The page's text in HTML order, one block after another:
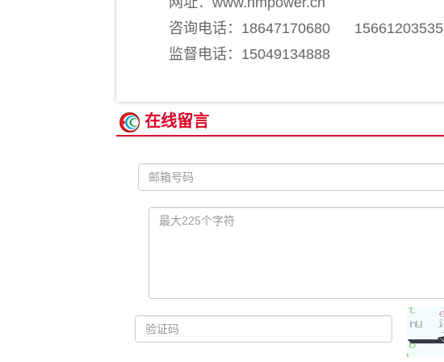
咨询电话：18647170680 15661203535
监督电话：15049134888
在线留言